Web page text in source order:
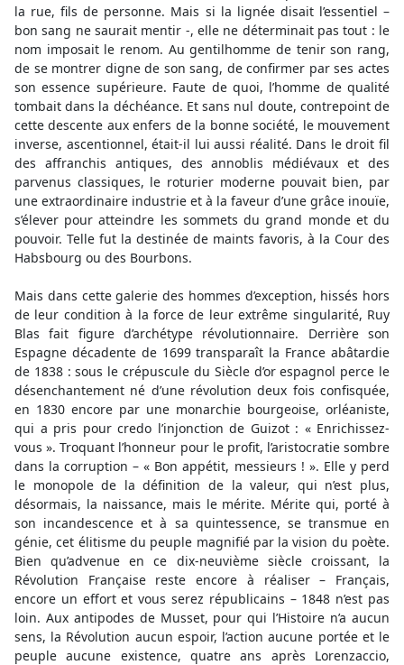
la rue, fils de personne. Mais si la lignée disait l’essentiel –
bon sang ne saurait mentir -, elle ne déterminait pas tout : le
nom imposait le renom. Au gentilhomme de tenir son rang,
de se montrer digne de son sang, de confirmer par ses actes
son essence supérieure. Faute de quoi, l’homme de qualité
tombait dans la déchéance. Et sans nul doute, contrepoint de
cette descente aux enfers de la bonne société, le mouvement
inverse, ascentionnel, était-il lui aussi réalité. Dans le droit fil
des affranchis antiques, des annoblis médiévaux et des
parvenus classiques, le roturier moderne pouvait bien, par
une extraordinaire industrie et à la faveur d’une grâce inouïe,
s’élever pour atteindre les sommets du grand monde et du
pouvoir. Telle fut la destinée de maints favoris, à la Cour des
Habsbourg ou des Bourbons.
Mais dans cette galerie des hommes d’exception, hissés hors
de leur condition à la force de leur extrême singularité, Ruy
Blas fait figure d’archétype révolutionnaire. Derrière son
Espagne décadente de 1699 transparaît la France abâtardie
de 1838 : sous le crépuscule du Siècle d’or espagnol perce le
désenchantement né d’une révolution deux fois confisquée,
en 1830 encore par une monarchie bourgeoise, orléaniste,
qui a pris pour credo l’injonction de Guizot : « Enrichissez-
vous ». Troquant l’honneur pour le profit, l’aristocratie sombre
dans la corruption – « Bon appétit, messieurs ! ». Elle y perd
le monopole de la définition de la valeur, qui n’est plus,
désormais, la naissance, mais le mérite. Mérite qui, porté à
son incandescence et à sa quintessence, se transmue en
génie, cet élitisme du peuple magnifié par la vision du poète.
Bien qu’advenue en ce dix-neuvième siècle croissant, la
Révolution Française reste encore à réaliser – Français,
encore un effort et vous serez républicains – 1848 n’est pas
loin. Aux antipodes de Musset, pour qui l’Histoire n’a aucun
sens, la Révolution aucun espoir, l’action aucune portée et le
peuple aucune existence, quatre ans après Lorenzaccio,